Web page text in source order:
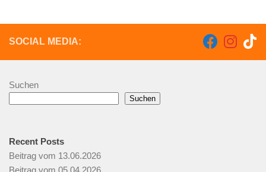
SOCIAL MEDIA:
Suchen
Suchen
Recent Posts
Beitrag vom 13.06.2026